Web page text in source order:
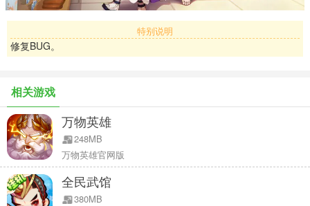
逍遥生、飞剑侠、狐美人、祭剑魂……人魔仙鬼四大种族，二十四大
清新高颜值角色，随心选择。旗舰级游戏画面，东海渔村、长安桥
头、天宫地府……落英缤纷，风景如画。
十五年大话经典，亿万大话玩家口碑见证。师门抓鬼、杀塔寻芳、地
宫封妖……缤纷玩法，总有你所爱。
-好看好玩 真人社交
兴趣标签秀出来、好友智能匹配、个人空间，花式个性社交系统；游
戏角色、玩家真人图片深度互动体验，好看好玩好朋友！
特别说明
修复BUG。
相关游戏
万物英雄
248MB
万物英雄官网版
全民武馆
380MB